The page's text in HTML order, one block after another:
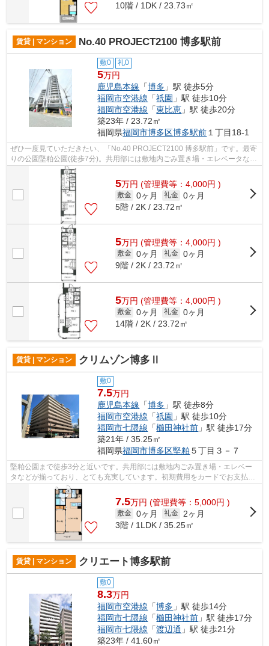
10階 / 1DK / 23.73㎡
賃貸 | マンション No.40 PROJECT2100 博多駅前
敷0 礼0
5万円
鹿児島本線 「博多 」駅 徒歩5分
福岡市空港線 「祇園 」駅 徒歩10分
福岡市空港線 「東比恵 」駅 徒歩20分
築23年 / 23.72㎡
福岡県福岡市博多区博多駅前１丁目18-1
ぜひ一度見ていただきたい、「No.40 PROJECT2100 博多駅前」です。最寄
りの公園堅粕公園(徒歩7分)。共用部には敷地内ごみ置き場・エレベータなど
が揃っております。こちらは初期費用を...
5万円 (管理費等：4,000円 )
敷金 0ヶ月 礼金 0ヶ月
5階 / 2K / 23.72㎡
5万円 (管理費等：4,000円 )
敷金 0ヶ月 礼金 0ヶ月
9階 / 2K / 23.72㎡
5万円 (管理費等：4,000円 )
敷金 0ヶ月 礼金 0ヶ月
14階 / 2K / 23.72㎡
賃貸 | マンション クリムゾン博多Ⅱ
敷0
7.5万円
鹿児島本線 「博多 」駅 徒歩8分
福岡市空港線 「祇園 」駅 徒歩10分
福岡市七隈線 「櫛田神社前 」駅 徒歩17分
築21年 / 35.25㎡
福岡県福岡市博多区堅粕 ５丁目３－７
堅粕公園まで徒歩3分と近いです。共用部には敷地内ごみ置き場・エレベー
タなどが揃っており、とても充実しています。初期費用をカードでお支払い
いただけるので、カードで決済したい方...
7.5万円 (管理費等：5,000円 )
敷金 0ヶ月 礼金
2ヶ月
3階 / 1LDK / 35.25㎡
賃貸 | マンション クリエート博多駅前
敷0
8.3万円
福岡市空港線 「博多 」駅 徒歩14分
福岡市七隈線 「櫛田神社前 」駅 徒歩17分
福岡市七隈線 「渡辺通 」駅 徒歩21分
築23年 / 41.60㎡